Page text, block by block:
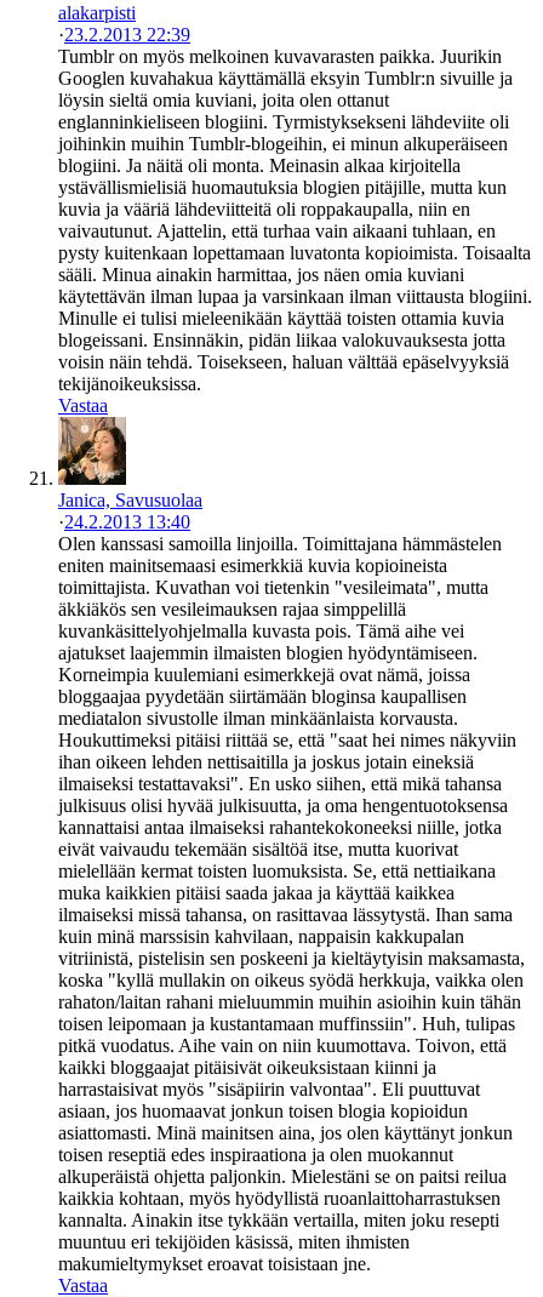
alakarpisti
·23.2.2013 22:39
Tumblr on myös melkoinen kuvavarasten paikka. Juurikin
Googlen kuvahakua käyttämällä eksyin Tumblr:n sivuille ja
löysin sieltä omia kuviani, joita olen ottanut
englanninkieliseen blogiini. Tyrmistyksekseni lähdeviite oli
joihinkin muihin Tumblr-blogeihin, ei minun alkuperäiseen
blogiini. Ja näitä oli monta. Meinasin alkaa kirjoitella
ystävällismielisiä huomautuksia blogien pitäjille, mutta kun
kuvia ja vääriä lähdeviitteitä oli roppakaupalla, niin en
vaivautunut. Ajattelin, että turhaa vain aikaani tuhlaan, en
pysty kuitenkaan lopettamaan luvatonta kopioimista. Toisaalta
sääli. Minua ainakin harmittaa, jos näen omia kuviani
käytettävän ilman lupaa ja varsinkaan ilman viittausta blogiini.
Minulle ei tulisi mieleenikään käyttää toisten ottamia kuvia
blogeissani. Ensinnäkin, pidän liikaa valokuvauksesta jotta
voisin näin tehdä. Toisekseen, haluan välttää epäselvyyksiä
tekijänoikeuksissa.
Vastaa
Janica, Savusuolaa
·24.2.2013 13:40
Olen kanssasi samoilla linjoilla. Toimittajana hämmästelen
eniten mainitsemaasi esimerkkiä kuvia kopioineista
toimittajista. Kuvathan voi tietenkin "vesileimata", mutta
äkkiäkös sen vesileimauksen rajaa simppelillä
kuvankäsittelyohjelmalla kuvasta pois. Tämä aihe vei
ajatukset laajemmin ilmaisten blogien hyödyntämiseen.
Korneimpia kuulemiani esimerkkejä ovat nämä, joissa
bloggaajaa pyydetään siirtämään bloginsa kaupallisen
mediatalon sivustolle ilman minkäänlaista korvausta.
Houkuttimeksi pitäisi riittää se, että "saat hei nimes näkyviin
ihan oikeen lehden nettisaitilla ja joskus jotain eineksiä
ilmaiseksi testattavaksi". En usko siihen, että mikä tahansa
julkisuus olisi hyvää julkisuutta, ja oma hengentuotoksensa
kannattaisi antaa ilmaiseksi rahantekokoneeksi niille, jotka
eivät vaivaudu tekemään sisältöä itse, mutta kuorivat
mielellään kermat toisten luomuksista. Se, että nettiaikana
muka kaikkien pitäisi saada jakaa ja käyttää kaikkea
ilmaiseksi missä tahansa, on rasittavaa lässytystä. Ihan sama
kuin minä marssisin kahvilaan, nappaisin kakkupalan
vitriinistä, pistelisin sen poskeeni ja kieltäytyisin maksamasta,
koska "kyllä mullakin on oikeus syödä herkkuja, vaikka olen
rahaton/laitan rahani mieluummin muihin asioihin kuin tähän
toisen leipomaan ja kustantamaan muffinssiin". Huh, tulipas
pitkä vuodatus. Aihe vain on niin kuumottava. Toivon, että
kaikki bloggaajat pitäisivät oikeuksistaan kiinni ja
harrastaisivat myös "sisäpiirin valvontaa". Eli puuttuvat
asiaan, jos huomaavat jonkun toisen blogia kopioidun
asiattomasti. Minä mainitsen aina, jos olen käyttänyt jonkun
toisen reseptiä edes inspiraationa ja olen muokannut
alkuperäistä ohjetta paljonkin. Mielestäni se on paitsi reilua
kaikkia kohtaan, myös hyödyllistä ruoanlaittoharrastuksen
kannalta. Ainakin itse tykkään vertailla, miten joku resepti
muuntuu eri tekijöiden käsissä, miten ihmisten
makumieltymykset eroavat toisistaan jne.
Vastaa